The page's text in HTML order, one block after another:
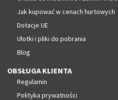
Jak kupować w cenach hurtowych
Dotacje UE
Ulotki i pliki do pobrania
Blog
OBSŁUGA KLIENTA
Regulamin
Polityka prywatności